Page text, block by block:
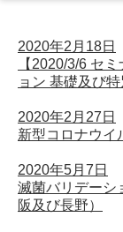
2020年2月18日
【2020/3/6 セ
ョン 基礎及び
2020年2月27日
新型コロナウイ
2020年5月7日
滅菌バリデーシ
阪及び長野）